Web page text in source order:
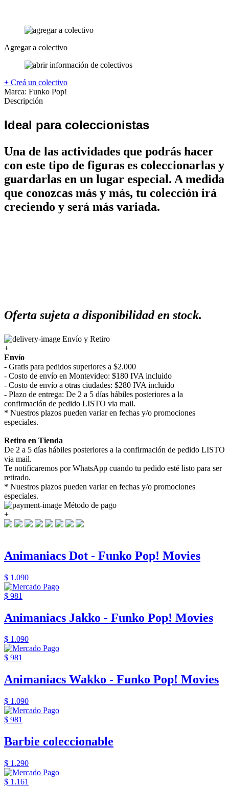
Agregar a colectivo
+ Creá un colectivo
Marca: Funko Pop!
Descripción
Ideal para coleccionistas
Una de las actividades que podrás hacer
con este tipo de figuras es coleccionarlas y
guardarlas en un lugar especial. A medida
que conozcas más y más, tu colección irá
creciendo y será más variada.
Oferta sujeta a disponibilidad en stock.
Envío y Retiro
+
Envío
- Gratis para pedidos superiores a $2.000
- Costo de envío en Montevideo: $180 IVA incluido
- Costo de envío a otras ciudades: $280 IVA incluido
- Plazo de entrega: De 2 a 5 días hábiles posteriores a la
confirmación de pedido LISTO via mail.
* Nuestros plazos pueden variar en fechas y/o promociones
especiales.
Retiro en Tienda
De 2 a 5 días hábiles posteriores a la confirmación de pedido LISTO
via mail.
Te notificaremos por WhatsApp cuando tu pedido esté listo para ser
retirado.
* Nuestros plazos pueden variar en fechas y/o promociones
especiales.
Método de pago
+
Animaniacs Dot - Funko Pop! Movies
$ 1.090
$ 981
Animaniacs Jakko - Funko Pop! Movies
$ 1.090
$ 981
Animaniacs Wakko - Funko Pop! Movies
$ 1.090
$ 981
Barbie coleccionable
$ 1.290
$ 1.161